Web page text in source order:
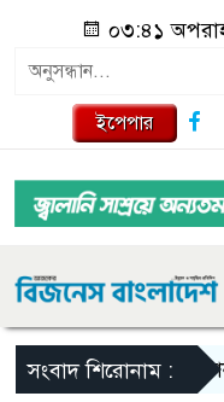
০৩:৪১
ইপেপার
সংবাদ শিরোনাম :কানাডা